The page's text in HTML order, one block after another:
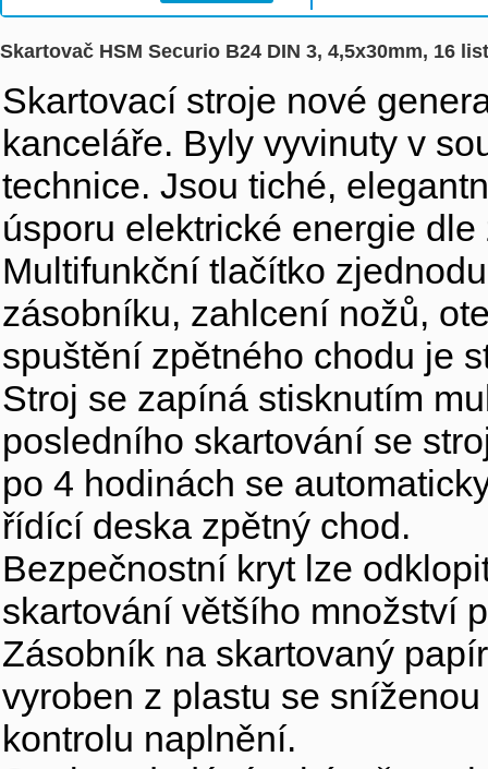
Skartovač HSM Securio B24 DIN 3, 4,5x30mm, 16
Skartovací stroje nové
kanceláře. Byly vyvinuty v
technice. Jsou tiché,
úsporu elektrické energie
Multifunkční tlačítko
zásobníku, zahlcení nožů,
spuštění zpětného chodu je
Stroj se zapíná stisknutím
posledního skartování se
po 4 hodinách se
řídící deska zpětný chod.
Bezpečnostní kryt lze
skartování většího množství
Zásobník na skartovaný
vyroben z plastu se
kontrolu naplnění.